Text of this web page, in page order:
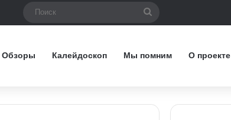
Обзоры Калейдоскоп Мы помним О проекте